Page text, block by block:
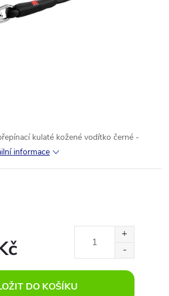
kulaté kožené vodítko černé -
informace
DO KOŠÍKU